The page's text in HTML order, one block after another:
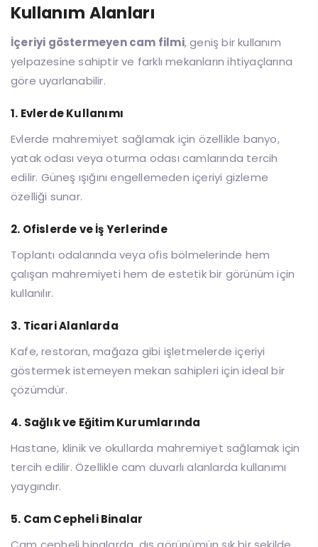
Kullanım Alanları
İçeriyi göstermeyen cam filmi, geniş bir kullanım
yelpazesine sahiptir ve farklı mekanların ihtiyaçlarına
göre uyarlanabilir.
1. Evlerde Kullanımı
Evlerde mahremiyet sağlamak için özellikle banyo,
yatak odası veya oturma odası camlarında tercih
edilir. Güneş ışığını engellemeden içeriyi gizleme
özelliği sunar.
2. Ofislerde ve İş Yerlerinde
Toplantı odalarında veya ofis bölmelerinde hem
çalışan mahremiyeti hem de estetik bir görünüm için
kullanılır.
3. Ticari Alanlarda
Kafe, restoran, mağaza gibi işletmelerde içeriyi
göstermek istemeyen mekan sahipleri için ideal bir
çözümdür.
4. Sağlık ve Eğitim Kurumlarında
Hastane, klinik ve okullarda mahremiyet sağlamak için
tercih edilir. Özellikle cam duvarlı alanlarda kullanımı
yaygındır.
5. Cam Cepheli Binalar